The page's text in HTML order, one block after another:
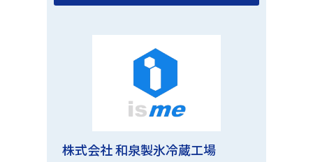
株式会社 和泉製氷冷蔵工場